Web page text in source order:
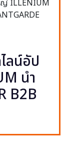
ลน์อัป
นำ
B2B